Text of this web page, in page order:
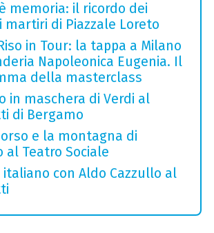
memoria: il ricordo dei
martiri di Piazzale Loreto
in Tour: la tappa a Milano
Napoleonica Eugenia. Il
della masterclass
in maschera di Verdi al
di Bergamo
orso e la montagna di
al Teatro Sociale
italiano con Aldo Cazzullo al